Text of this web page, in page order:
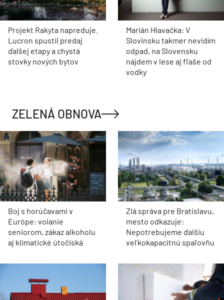
Projekt Rakyta napreduje.
Lucron spustil predaj
ďalšej etapy a chystá
stovky nových bytov
Marián Hlavačka: V
Slovinsku takmer nevidím
odpad, na Slovensku
nájdem v lese aj fľaše od
vodky
ZELENÁ OBNOVA
Boj s horúčavami v
Európe: volanie
seniorom, zákaz alkoholu
aj klimatické útočiská
Zlá správa pre Bratislavu,
mesto odkazuje:
Nepotrebujeme ďalšiu
veľkokapacitnú spaľovňu